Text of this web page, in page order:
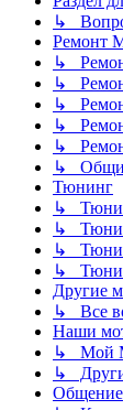
↳
Ремонт
↳
↳
↳
↳
↳
↳
Тюнинг
↳
↳
↳
↳
Другие
↳ Все
Наши
↳ Мой
↳
Общение